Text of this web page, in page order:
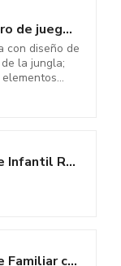
INTEX 57161NP- Centro de juegos acuático - Aventuras en la jungla
con diseño de
la jungla;
Intex Piscina Hinchable Infantil Rectangular, 166x100x25 cm, 90 litros de...
Intex Piscina Hinchable Familiar con Asientos, 229x229x66 cm, 990 litros, 4...